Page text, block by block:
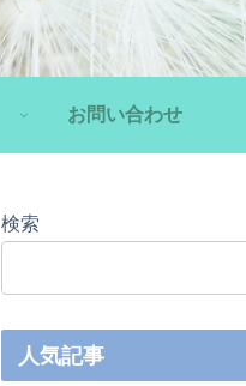
お問い合わせ
検索
人気記事